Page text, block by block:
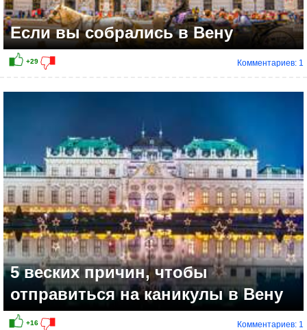
Если вы собрались в Вену
Комментариев: 1
5 веских причин, чтобы
отправиться на каникулы в Вену
Комментариев: 1